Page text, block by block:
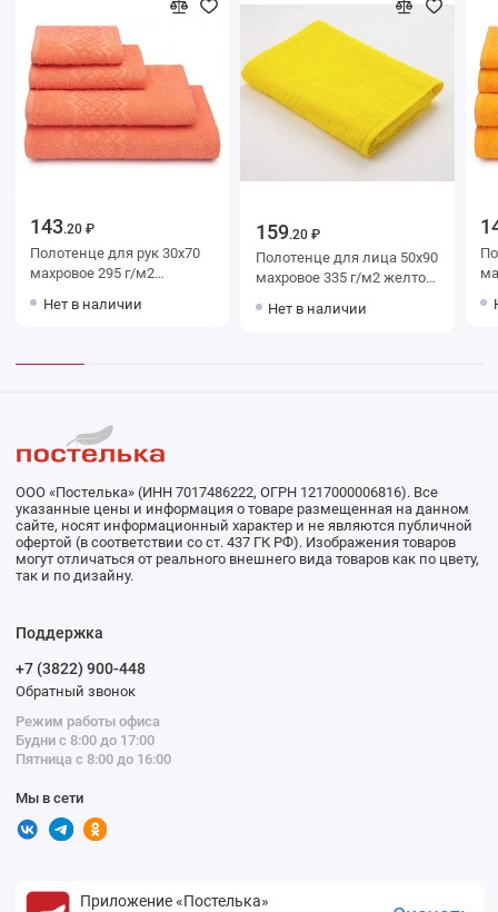
143.20 ₽
Полотенце для рук 30х70
махровое 295 г/м2
мануфактура
Нет в наличии
159.20 ₽
Полотенце для лица 50х90
махровое 335 г/м2 желтое
Нет в наличии
ООО «Постелька» (ИНН 7017486222, ОГРН 1217000006816). Все
указанные цены и информация о товаре размещенная на данном
сайте, носят информационный характер и не являются публичной
офертой (в соответствии со ст. 437 ГК РФ). Изображения товаров
могут отличаться от реального внешнего вида товаров как по цвету,
так и по дизайну.
Поддержка
+7 (3822) 900-448
Обратный звонок
Режим работы офиса
Будни с 8:00 до 17:00
Пятница с 8:00 до 16:00
Мы в сети
Приложение «Постелька»